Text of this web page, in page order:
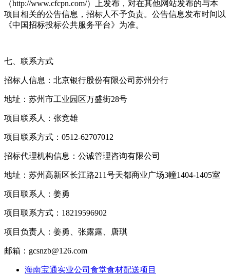
（http://www.cfcpn.com/）上发布，对在其他网站发布的与本
项目相关的公告信息，招标人不予负责。公告信息发布时间以
《中国招标投标公共服务平台》为准。
七、联系方式
招标人信息：北京银行股份有限公司苏州分行
地址：苏州市工业园区万盛街28号
项目联系人：张竞雄
项目联系方式：0512-62707012
招标代理机构信息：公诚管理咨询有限公司
地址：苏州高新区长江路211号天都商业广场3幢1404-1405室
项目联系人：姜勇
项目联系方式：18219596902
项目负责人：姜勇、张露露、唐琪
邮箱：gcsnzb@126.com
海南宝通实业公司食堂食材配送项目